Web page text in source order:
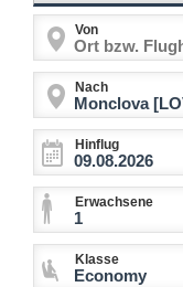
Von
Nach
Hinflug
Erwachsene
1
Klasse
Economy